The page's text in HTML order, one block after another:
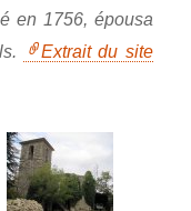
en 1756, épousa
Extrait du site